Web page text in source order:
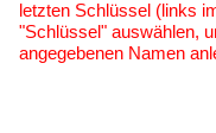
letzten Schlüssel (links
"Schlüssel" auswählen,
angegebenen Namen